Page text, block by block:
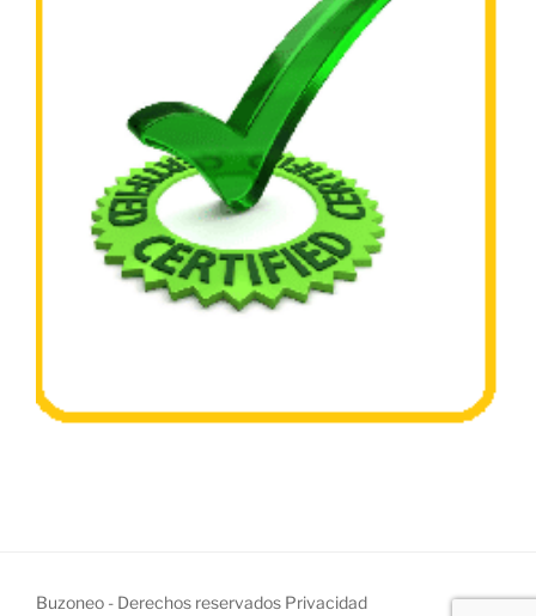
Buzoneo - Derechos reservados Privacidad